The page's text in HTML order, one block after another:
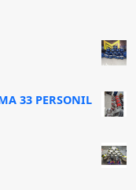
33 PERSONIL